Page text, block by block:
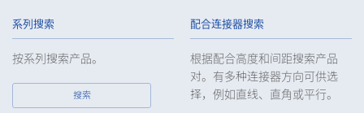
handling of such data as required and appropriate so as to
ensure such data appropriate security control of the personal
data of the Customers, etc.
Except as otherwise provided by law, the Company will not
provide the personal data of the Customers, etc. for any third
系列搜索
按系列搜索产品。
搜索
配合连接器搜索
根据配合高度和间距搜索产品
对。有多种连接器方向可供选
择，例如直线、直角或平行。